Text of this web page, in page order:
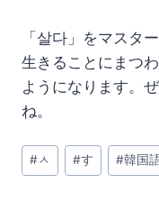
「살다」をマス
生きることにまつ
ようになります。
ね。
投
稿
#ㅅ #す #韓国